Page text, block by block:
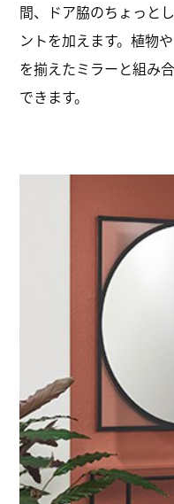
間、ドア脇のちょっと
ントを加えます。植物
を揃えたミラーと組み
できます。